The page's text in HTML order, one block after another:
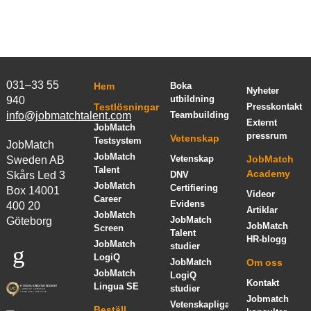
031–33 55
940
info@jobmatchtalent.com
JobMatch
Sweden AB
Skårs Led 3
Box 14001
400 20
Göteborg
Hem
Testlösningar
JobMatch
Testsystem
JobMatch
Talent
JobMatch
Career
JobMatch
Screen
JobMatch
LogiQ
JobMatch
Lingua SE
Boka
utbildning
Teambuilding
Vetenskap
Vetenskap
DNV
Certifiering
Evidens
JobMatch
Talent
studier
JobMatch
LogiQ
studier
Vetenskapliga
Nyheter
Presskontakt
Externt
pressrum
JobMatch
Academy
Videor
Artiklar
JobMatch
HR-blogg
Om oss
Kontakt
Jobmatch